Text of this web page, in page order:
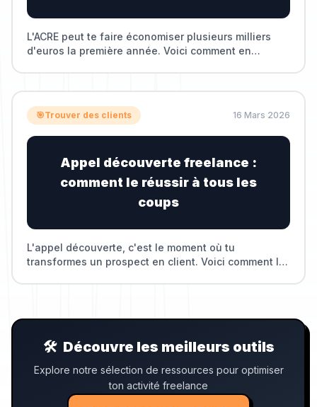
L'ACRE peut te faire économiser plusieurs milliers
d'euros la première année. Voici comment en
🎯Trouver des clients 16 Mars 2026
Appel découverte freelance :
comment le réussir à tous les
coups
L'appel découverte, c'est le moment où tu
transformes un prospect en client. Voici comment le
🛠️ Découvre les meilleurs outils
Explore notre sélection de ressources pour optimiser
ton activité freelance